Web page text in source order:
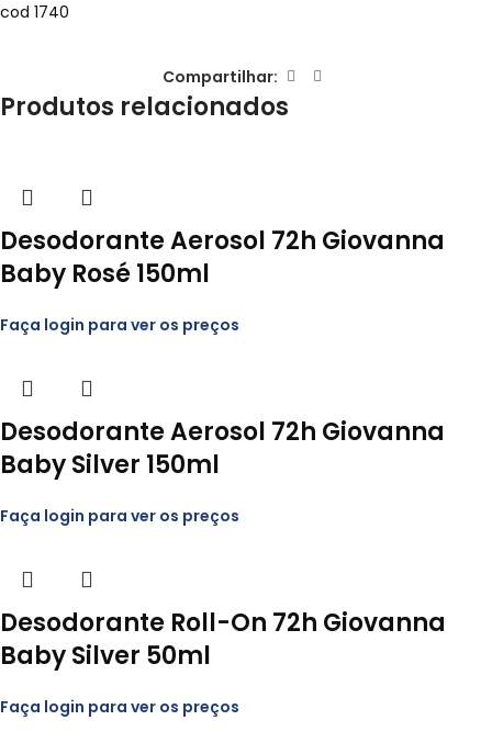
cod 1740
Compartilhar:
Produtos relacionados
Desodorante Aerosol 72h Giovanna
Baby Rosé 150ml
Faça login para ver os preços
Desodorante Aerosol 72h Giovanna
Baby Silver 150ml
Faça login para ver os preços
Desodorante Roll-On 72h Giovanna
Baby Silver 50ml
Faça login para ver os preços